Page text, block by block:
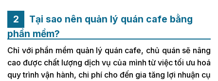
Tại sao nên quản lý quán cafe bằng
phần mềm?
Chỉ với phần mềm quản lý quán cafe, chủ quán sẽ nâng
cao được chất lượng dịch vụ của mình từ việc tối ưu hoá
quy trình vận hành, chi phí cho đến gia tăng lợi nhuận cụ